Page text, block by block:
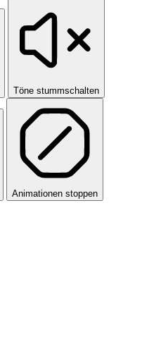
Töne stummschalten
Animationen stoppen